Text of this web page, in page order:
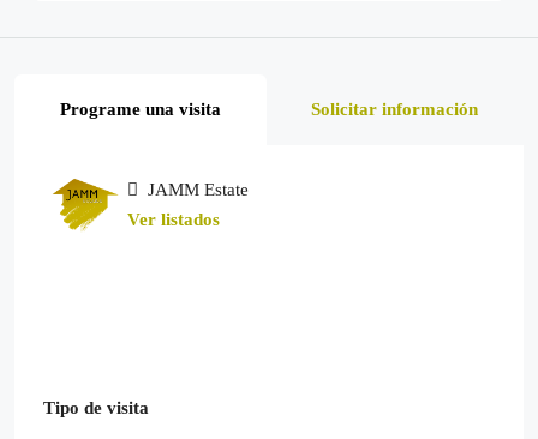
Programe una visita Solicitar información
JAMM Estate
Ver listados
Tipo de visita